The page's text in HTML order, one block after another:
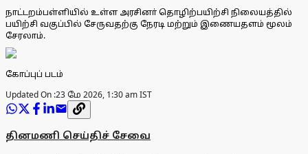
நாட்டறம்பள்ளியில் உள்ள அரசினா் தொழிற்பயிற்சி நிலையத்தில்
பயிற்சி வகுப்பில் சேருவதற்கு நேரடி மற்றும் இணையதளம் மூலம்
சேரலாம்.
கோப்புப் படம்
Updated On :23 மே 2026, 1:30 am IST
தினமணி செய்திச் சேவை